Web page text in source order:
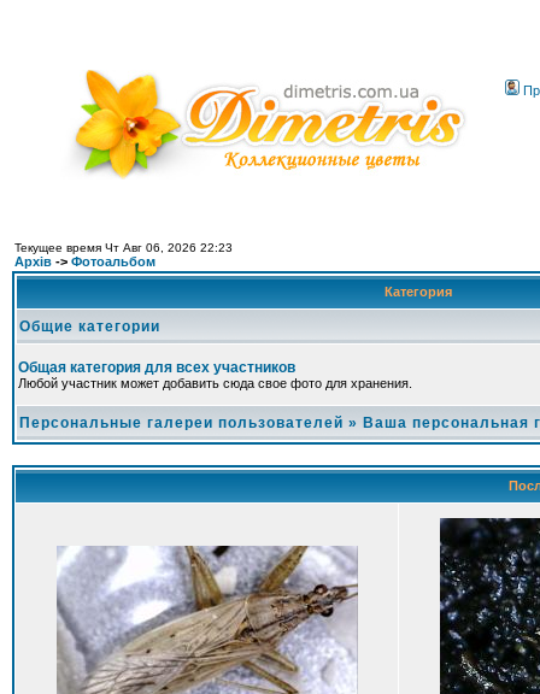
Текущее время Чт Авг 06, 2026 22:23
Архів -> Фотоальбом
Категория
Общие категории
Общая категория для всех участников
Любой участник может добавить сюда свое фото для хранения.
Персональные галереи пользователей » Ваша персональная